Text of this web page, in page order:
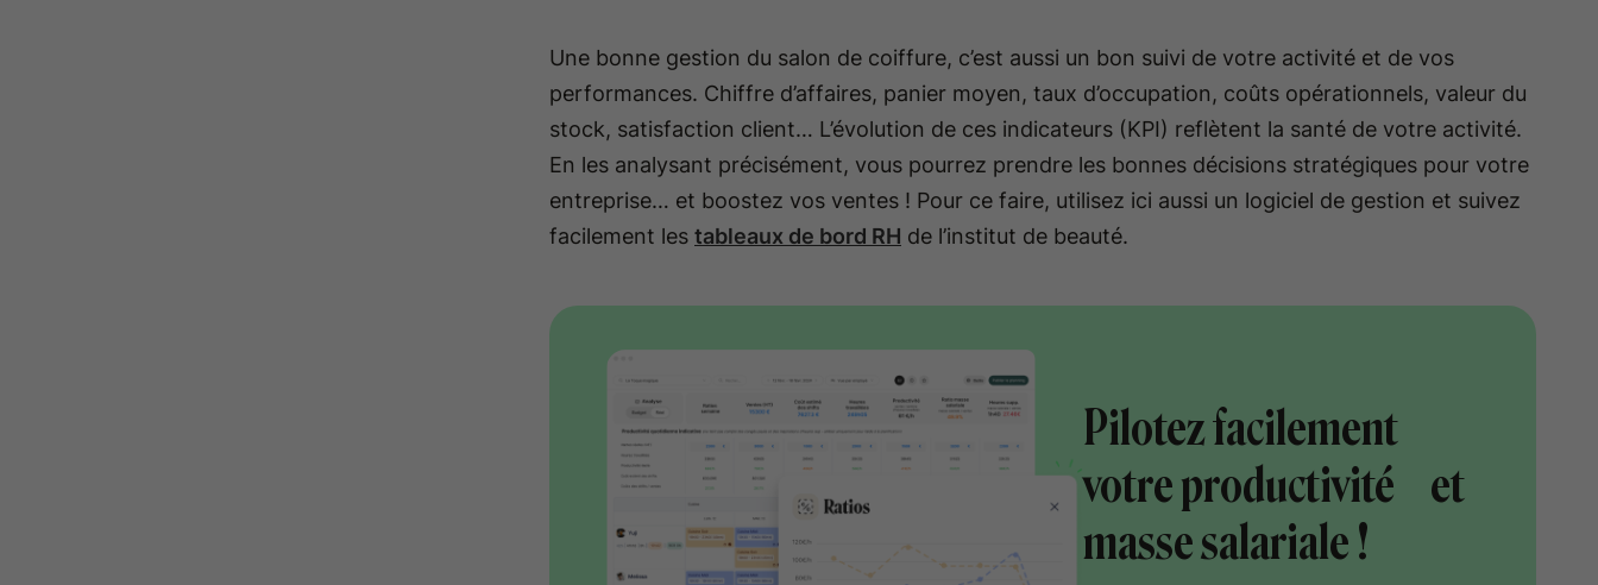
Une bonne gestion du salon de coiffure, c’est aussi un bon suivi de votre activité et de vos
performances. Chiffre d’affaires, panier moyen, taux d’occupation, coûts opérationnels, valeur du
stock, satisfaction client… L’évolution de ces indicateurs (KPI) reflètent la santé de votre activité.
En les analysant précisément, vous pourrez prendre les bonnes décisions stratégiques pour votre
entreprise… et boostez vos ventes ! Pour ce faire, utilisez ici aussi un logiciel de gestion et suivez
facilement les tableaux de bord RH de l’institut de beauté.
Pilotez facilement
votre productivité et
masse salariale !